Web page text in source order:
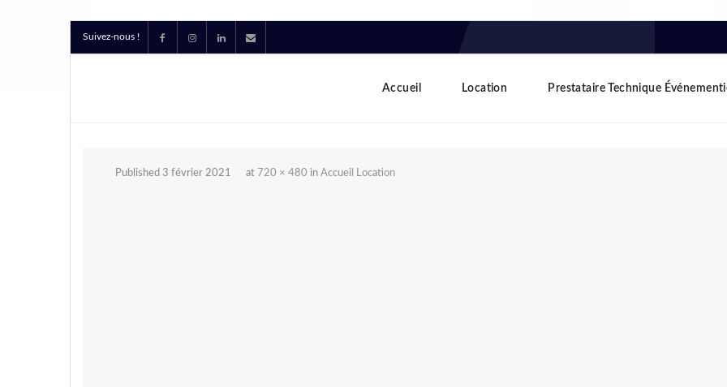
Suivez-nous !
Accueil Location Prestataire Technique
Published 3 février 2021 at 720 × 480 in Accueil Location